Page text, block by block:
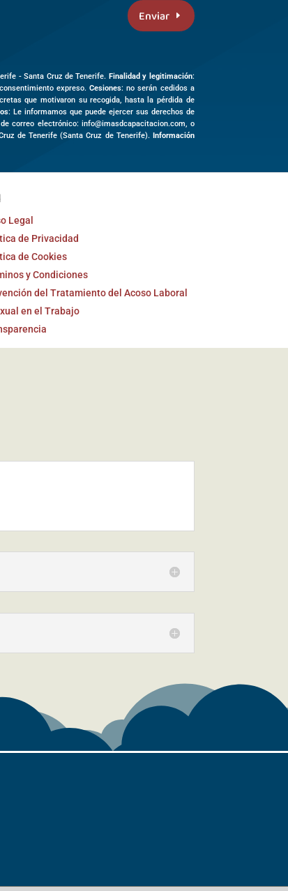
Enviar
-Santa Cruz de Tenerife. Finalidad y legitimación:
expreso.Cesiones: no serán cedidos a
que motivaron su recogida, hasta la pérdida de
: Le informamos que puede ejercer sus derechos de
correo electrónico: info@imasdcapacitacion.com, o
de Tenerife (Santa Cruz de Tenerife).Información
Legal
de Privacidad
de Cookies
y Condiciones
del Tratamiento del Acoso Laboral
en el Trabajo